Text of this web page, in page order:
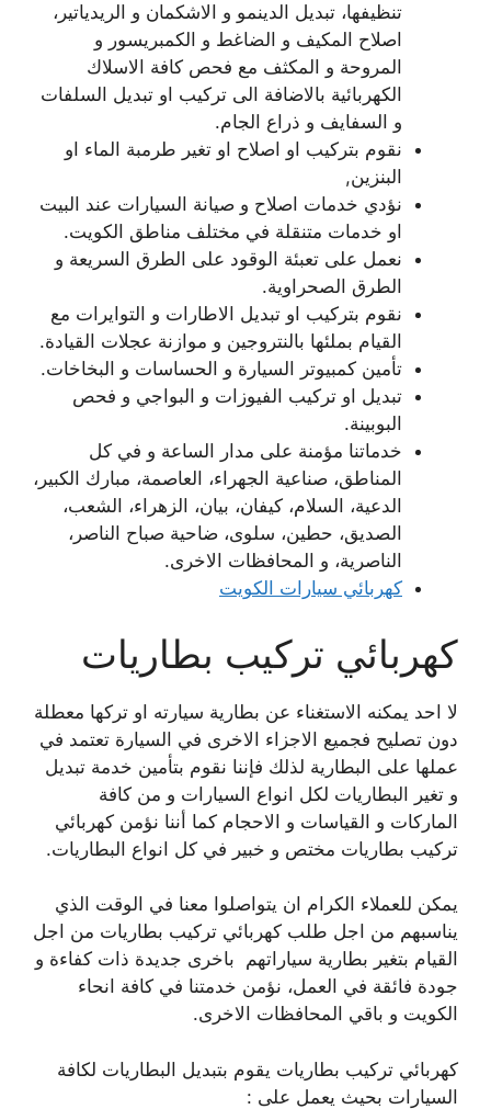
تنظيفها، تبديل الدينمو و الاشكمان و الريدياتير،
اصلاح المكيف و الضاغط و الكمبريسور و
المروحة و المكثف مع فحص كافة الاسلاك
الكهربائية بالاضافة الى تركيب او تبديل السلفات
و السفايف و ذراع الجام.
نقوم بتركيب او اصلاح او تغير طرمبة الماء او
البنزين,
نؤدي خدمات اصلاح و صيانة السيارات عند البيت
او خدمات متنقلة في مختلف مناطق الكويت.
نعمل على تعبئة الوقود على الطرق السريعة و
الطرق الصحراوية.
نقوم بتركيب او تبديل الاطارات و التوايرات مع
القيام بملئها بالنتروجين و موازنة عجلات القيادة.
تأمين كمبيوتر السيارة و الحساسات و البخاخات.
تبديل او تركيب الفيوزات و البواجي و فحص
البوبينة.
خدماتنا مؤمنة على مدار الساعة و في كل
المناطق، صناعية الجهراء، العاصمة، مبارك الكبير،
الدعية، السلام، كيفان، بيان، الزهراء، الشعب،
الصديق، حطين، سلوى، ضاحية صباح الناصر،
الناصرية، و المحافظات الاخرى.
كهربائي سيارات الكويت
كهربائي تركيب بطاريات
لا احد يمكنه الاستغناء عن بطارية سيارته او تركها معطلة
دون تصليح فجميع الاجزاء الاخرى في السيارة تعتمد في
عملها على البطارية لذلك فإننا نقوم بتأمين خدمة تبديل
و تغير البطاريات لكل انواع السيارات و من كافة
الماركات و القياسات و الاحجام كما أننا نؤمن كهربائي
تركيب بطاريات مختص و خبير في كل انواع البطاريات.
يمكن للعملاء الكرام ان يتواصلوا معنا في الوقت الذي
يناسبهم من اجل طلب كهربائي تركيب بطاريات من اجل
القيام بتغير بطارية سياراتهم باخرى جديدة ذات كفاءة و
جودة فائقة في العمل، نؤمن خدمتنا في كافة انحاء
الكويت و باقي المحافظات الاخرى.
كهربائي تركيب بطاريات يقوم بتبديل البطاريات لكافة
السيارات بحيث يعمل على :